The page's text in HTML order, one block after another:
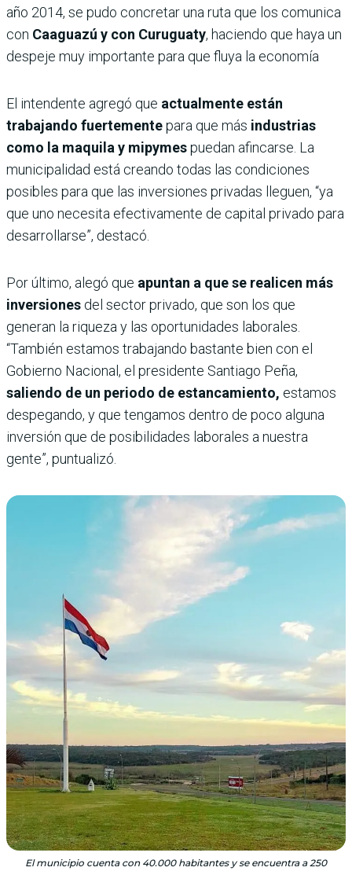
año 2014, se pudo concretar una ruta que los comunica
con Caaguazú y con Curuguaty, haciendo que haya un
despeje muy importante para que fluya la economía
El intendente agregó que actualmente están
trabajando fuertementepara que más industrias
como la maquila y mipymespuedan afincarse. La
municipalidad está creando todas las condiciones
posibles para que las inversiones privadas lleguen, “ya
que uno necesita efectivamente de capital privado para
desarrollarse”, destacó.
Por último, alegó que apuntan a que se realicen más
inversiones del sector privado, que son los que
generan la riqueza y las oportunidades laborales.
“También estamos trabajando bastante bien con el
Gobierno Nacional, el presidente Santiago Peña,
saliendo de un periodo de estancamiento, estamos
despegando, y que tengamos dentro de poco alguna
inversión que de posibilidades laborales a nuestra
gente”, puntualizó.
El municipio cuenta con 40.000 habitantes y se encuentra a 250